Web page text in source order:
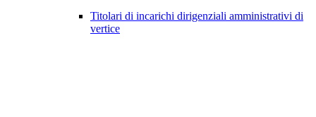
Titolari di incarichi dirigenziali amministrativi di
vertice